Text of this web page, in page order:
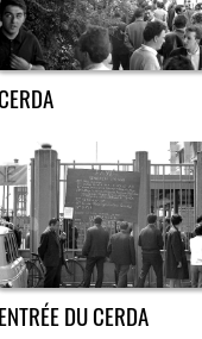
ENTRÉE DU CERDA